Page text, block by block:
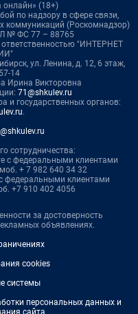
онлайн» (18+)
по надзору в сфере связи,
коммуникаций (Роскомнадзор)
№ ФС 77 – 88765
"ИНТЕРНЕТ
ул. Ленина, д. 12, 6 этаж,
14
Ирина Викторовна
71@shkulev.ru
и государственных органов:
.
сотрудничества:
с федеральными клиентами
+ 7 982 640 34 32
федеральными клиентами
+7 910 402 4056
за достоверность
объявлениях.
cookies
системы
персональных данных и